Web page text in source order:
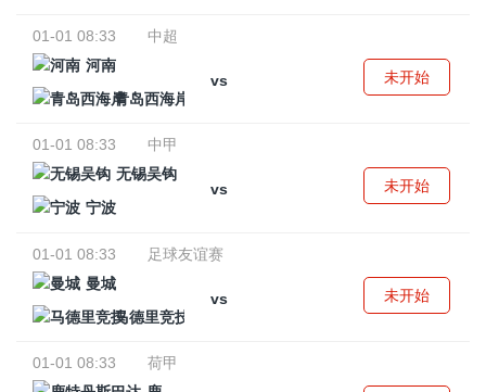
01-01 08:33
中超
河南
vs
青岛西海岸
未开始
01-01 08:33
中甲
无锡吴钩
vs
宁波
未开始
01-01 08:33
足球友谊赛
曼城
vs
马德里竞技
未开始
01-01 08:33
荷甲